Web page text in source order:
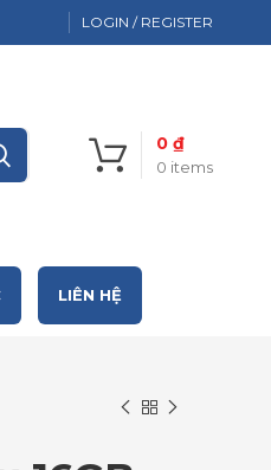
LOGIN / REGISTER
0 items
0₫
LIÊN HỆ